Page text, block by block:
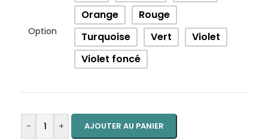
Option
Orange
Rouge
Turquoise
Vert
Violet
Violet foncé
- + AJOUTER AU PANIER